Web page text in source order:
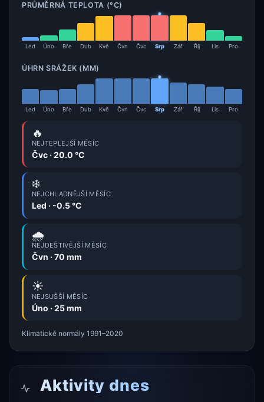
PRŮMĚRNÁ TEPLOTA (°C)
Led Úno Bře Dub Kvě Čvn Čvc Srp Zář Říj Lis Pro
ÚHRN SRÁŽEK (MM)
Led Úno Bře Dub Kvě Čvn Čvc Srp Zář Říj Lis Pro
🔥
NEJTEPLEJŠÍ MĚSÍC
Čvc · 20.0 °C
❄️
NEJCHLADNĚJŠÍ MĚSÍC
Led · -0.5 °C
🌧️
NEJDEŠTIVĚJŠÍ MĚSÍC
Čvn · 70 mm
☀️
NEJSUŠŠÍ MĚSÍC
Úno · 25 mm
Klimatické normály 1991–2020
Aktivity dnes